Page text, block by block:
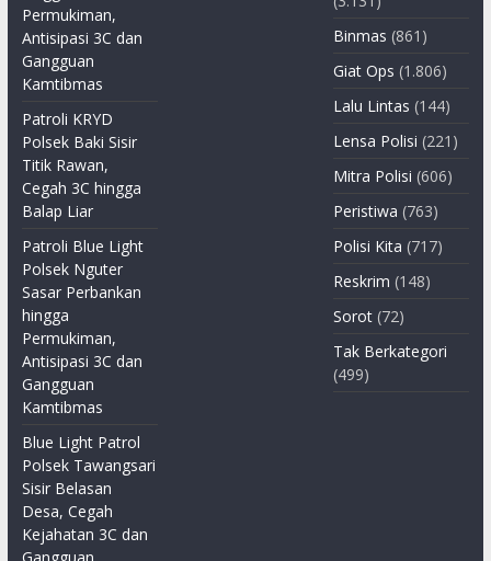
Permukiman,
Antisipasi 3C dan
Gangguan
Kamtibmas
Patroli KRYD
Polsek Baki Sisir
Titik Rawan,
Cegah 3C hingga
Balap Liar
Patroli Blue Light
Polsek Nguter
Sasar Perbankan
hingga
Permukiman,
Antisipasi 3C dan
Gangguan
Kamtibmas
Blue Light Patrol
Polsek Tawangsari
Sisir Belasan
Desa, Cegah
Kejahatan 3C dan
Binmas (861)
Giat Ops (1.806)
Lalu Lintas (144)
Lensa Polisi (221)
Mitra Polisi (606)
Peristiwa (763)
Polisi Kita (717)
Reskrim (148)
Sorot (72)
Tak Berkategori
(499)